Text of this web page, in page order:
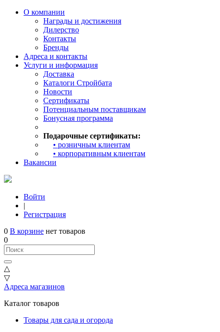
О компании
Награды и достижения
Дилерство
Контакты
Бренды
Адреса и контакты
Услуги и информация
Доставка
Каталоги Стройбата
Новости
Сертификаты
Потенциальным поставщикам
Бонусная программа
Подарочные сертификаты:
• розничным клиентам
• корпоративным клиентам
Вакансии
Войти
|
Регистрация
0 В корзине нет товаров
0
△
▽
Адреса магазинов
Каталог товаров
Товары для сада и огорода